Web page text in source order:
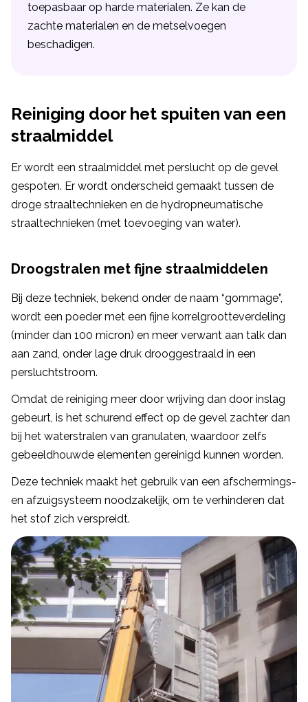
toepasbaar op harde materialen. Ze kan de
zachte materialen en de metselvoegen
beschadigen.
Reiniging door het spuiten van een
straalmiddel
Er wordt een straalmiddel met perslucht op de gevel
gespoten. Er wordt onderscheid gemaakt tussen de
droge straaltechnieken en de hydropneumatische
straaltechnieken (met toevoeging van water).
Droogstralen met fijne straalmiddelen
Bij deze techniek, bekend onder de naam “gommage”,
wordt een poeder met een fijne korrelgrootteverdeling
(minder dan 100 micron) en meer verwant aan talk dan
aan zand, onder lage druk drooggestraald in een
persluchtstroom.
Omdat de reiniging meer door wrijving dan door inslag
gebeurt, is het schurend effect op de gevel zachter dan
bij het waterstralen van granulaten, waardoor zelfs
gebeeldhouwde elementen gereinigd kunnen worden.
Deze techniek maakt het gebruik van een afschermings-
en afzuigsysteem noodzakelijk, om te verhinderen dat
het stof zich verspreidt.